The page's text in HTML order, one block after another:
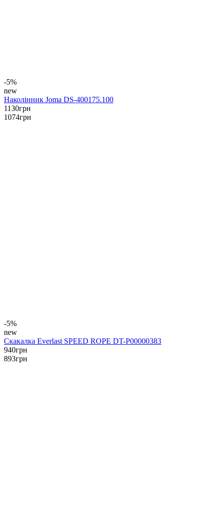
-5%
new
Наколінник Joma DS-400175.100
1130грн
1074грн
-5%
new
Скакалка Everlast SPEED ROPE DT-P00000383
940грн
893грн